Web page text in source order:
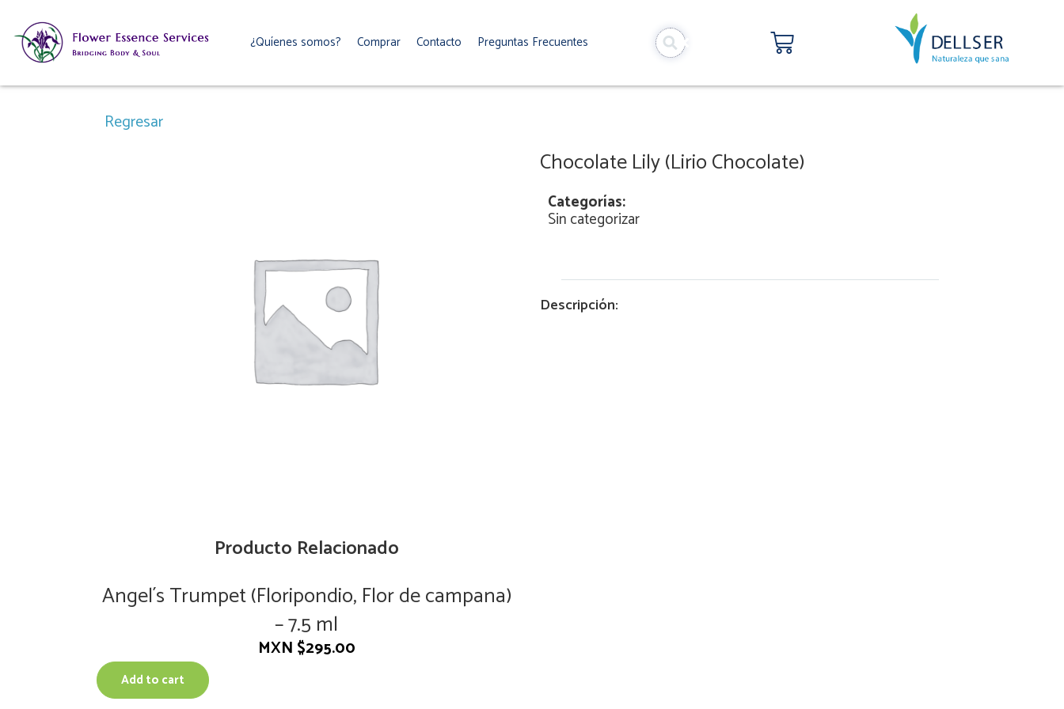
contenido
¿Quíenes somos? Comprar Contacto Preguntas Frecuentes Carrito
Regresar
Chocolate Lily (Lirio Chocolate)
Categorías:
Sin categorizar
Descripción:
Producto Relacionado
Angel´s Trumpet (Floripondio, Flor de campana)
– 7.5 ml
MXN $295.00
Add to cart